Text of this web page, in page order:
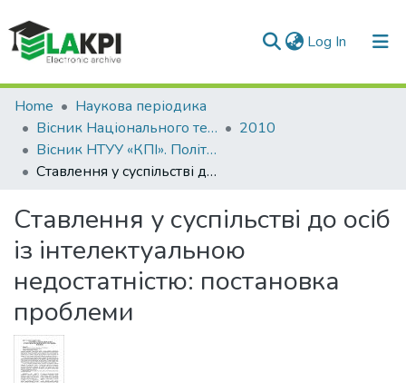
Log In (current)
Communities & Collections
All of DSpace
Statistics
Home
Наукова періодика
Вісник Національного технічного університету України «Київський політехнічний інститут». Політологія. Соціологія. Право
2010
Вісник НТУУ «КПІ». Політологія. Соціологія. Право: збірник наукових праць, № 4 (8)
Ставлення у суспільстві до осіб із інтелектуальною недостатністю: постановка проблеми
Ставлення у суспільстві до осіб
із інтелектуальною
недостатністю: постановка
проблеми